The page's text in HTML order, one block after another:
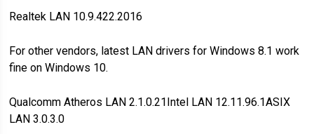
Realtek LAN 10.9.422.2016
For other vendors, latest LAN drivers for Windows 8.1 work
fine on Windows 10.
Qualcomm Atheros LAN 2.1.0.21Intel LAN 12.11.96.1ASIX
LAN 3.0.3.0